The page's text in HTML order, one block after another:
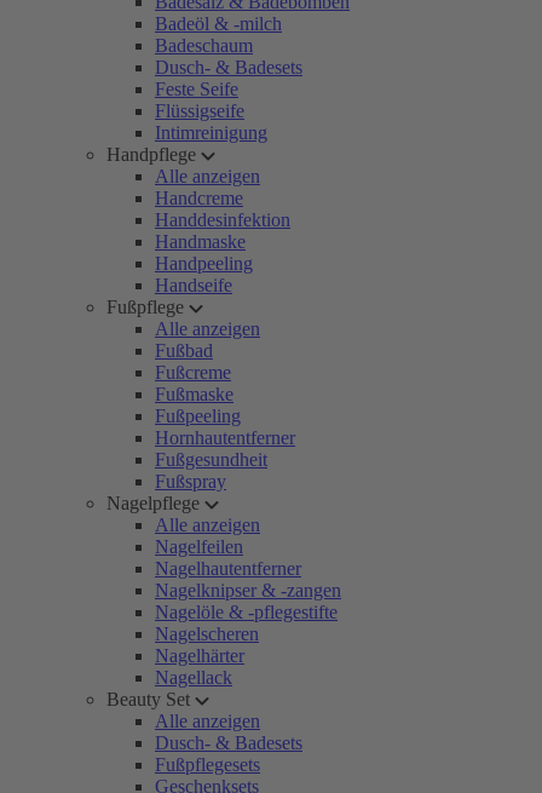
Badeöl & -milch
Badeschaum
Dusch- & Badesets
Feste Seife
Flüssigseife
Intimreinigung
Handpflege
Alle anzeigen
Handcreme
Handdesinfektion
Handmaske
Handpeeling
Handseife
Fußpflege
Alle anzeigen
Fußbad
Fußcreme
Fußmaske
Fußpeeling
Hornhautentferner
Fußgesundheit
Fußspray
Nagelpflege
Alle anzeigen
Nagelfeilen
Nagelhautentferner
Nagelknipser & -zangen
Nagelöle & -pflegestifte
Nagelscheren
Nagelhärter
Nagellack
Beauty Set
Alle anzeigen
Dusch- & Badesets
Fußpflegesets
Geschenksets